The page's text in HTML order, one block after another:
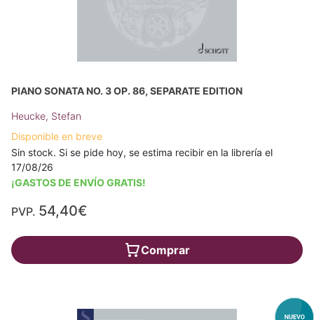
PIANO SONATA NO. 3 OP. 86, SEPARATE EDITION
Heucke, Stefan
Disponible en breve
Sin stock. Si se pide hoy, se estima recibir en la librería el
17/08/26
¡GASTOS DE ENVÍO GRATIS!
PVP. 54,40€
Comprar